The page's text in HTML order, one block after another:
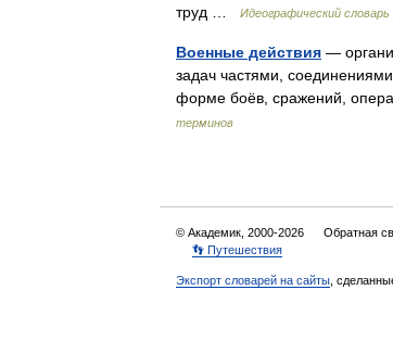
труд …
Идеографический словарь
Военные действия —
задач частями,
форме боёв, сражений,
терминов
© Академик, 2000-2026 Обратная
👣 Путешествия
Экспорт словарей на сайты ,